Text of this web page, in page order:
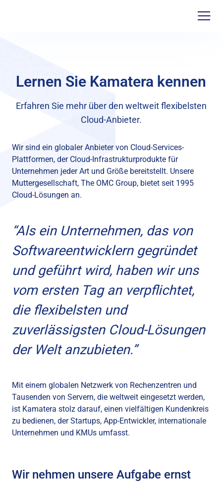
Lernen Sie Kamatera kennen
Erfahren Sie mehr über den weltweit flexibelsten
Cloud-Anbieter.
Wir sind ein globaler Anbieter von Cloud-Services-
Plattformen, der Cloud-Infrastrukturprodukte für
Unternehmen jeder Art und Größe bereitstellt. Unsere
Muttergesellschaft, The OMC Group, bietet seit 1995
Cloud-Lösungen an.
“Als ein Unternehmen, das von
Softwareentwicklern gegründet
und geführt wird, haben wir uns
vom ersten Tag an verpflichtet,
die flexibelsten und
zuverlässigsten Cloud-Lösungen
der Welt anzubieten.”
Mit einem globalen Netzwerk von Rechenzentren und
Tausenden von Servern, die weltweit eingesetzt werden,
ist Kamatera stolz darauf, einen vielfältigen Kundenkreis
zu bedienen, der Startups, App-Entwickler, internationale
Unternehmen und KMUs umfasst.
Wir nehmen unsere Aufgabe ernst